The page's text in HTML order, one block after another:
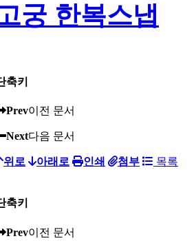
궁 한복스냅
축키
Prev이전 문서
Next다음 문서
위로 아래로 인쇄 첨부 목록
축키
Prev이전 문서